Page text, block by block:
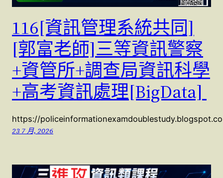
116[資訊管理系統共同]
[郭富老師]三等資訊警察
+資管所+調查局資訊科學
+高考資訊處理[BigData]
https://
23 7 月, 2026